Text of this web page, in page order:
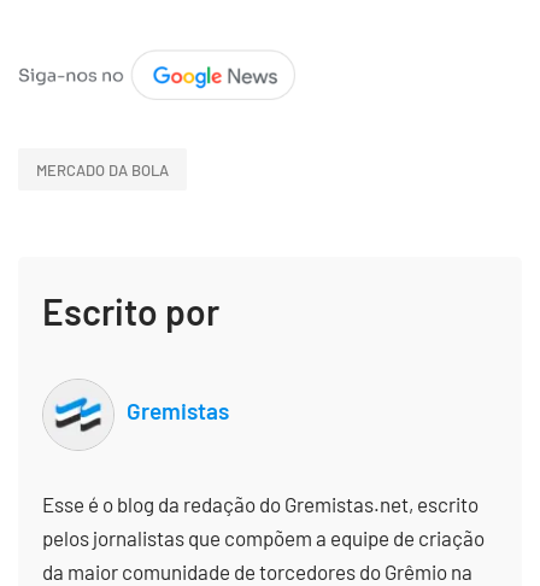
MERCADO DA BOLA
Escrito por
Gremistas
Esse é o blog da redação do Gremistas.net, escrito
pelos jornalistas que compõem a equipe de criação
da maior comunidade de torcedores do Grêmio na